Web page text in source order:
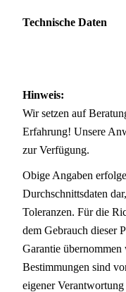
Technische Daten
Hinweis:
Wir setzen auf
Erfahrung! Unsere
zur Verfügung.
Obige Angaben
Durchschnittsdaten
Toleranzen. Für die
dem Gebrauch dieser
Garantie übernommen
Bestimmungen sind
eigener Verantwortung